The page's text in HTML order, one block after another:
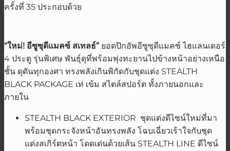
ครั้งที่ 35 ประกอบด้วย
“ใหม่! อีซูซุดีแมคซ์ สเทลธ์” ยอดปิกอัพอีซูซุดีแมคซ์ ไฮแลนเดอร์
4 ประตู รุ่นพิเศษ พันธุ์ดุที่พร้อมพุ่งทะยานไปข้างหน้าอย่างเหนือ
ชั้น ดุดันทุกองศา ทรงพลังเกินพิกัดกับชุดแต่ง STEALTH
BLACK PACKAGE เท่ เข้ม สไตล์สปอร์ต ทั้งภายนอกและ
ภายใน
STEALTH BLACK EXTERIOR ชุดแต่งดีไซน์ใหม่ที่มา
พร้อมชุดกระจังหน้าอันทรงพลัง โฉบเฉี่ยวเร้าใจกับชุด
แต่งสเกิร์ตหน้า โดดเด่นด้วยเส้น STEALTH LINE ดีไซน์